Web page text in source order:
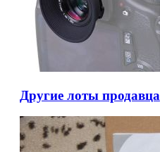
Другие лоты продавца